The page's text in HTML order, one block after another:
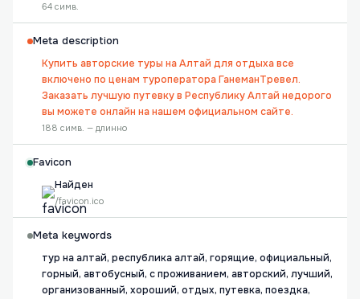
64 симв.
Meta description
Купить авторские туры на Алтай для отдыха все
включено по ценам туроператора ГанеманТревел.
Заказать лучшую путевку в Республику Алтай недорого
вы можете онлайн на нашем официальном сайте.
188 симв. — длинно
Favicon
Найден
/favicon.ico
Meta keywords
тур на алтай, республика алтай, горящие, официальный,
горный, автобусный, с проживанием, авторский, лучший,
организованный, хороший, отдых, путевка, поездка,